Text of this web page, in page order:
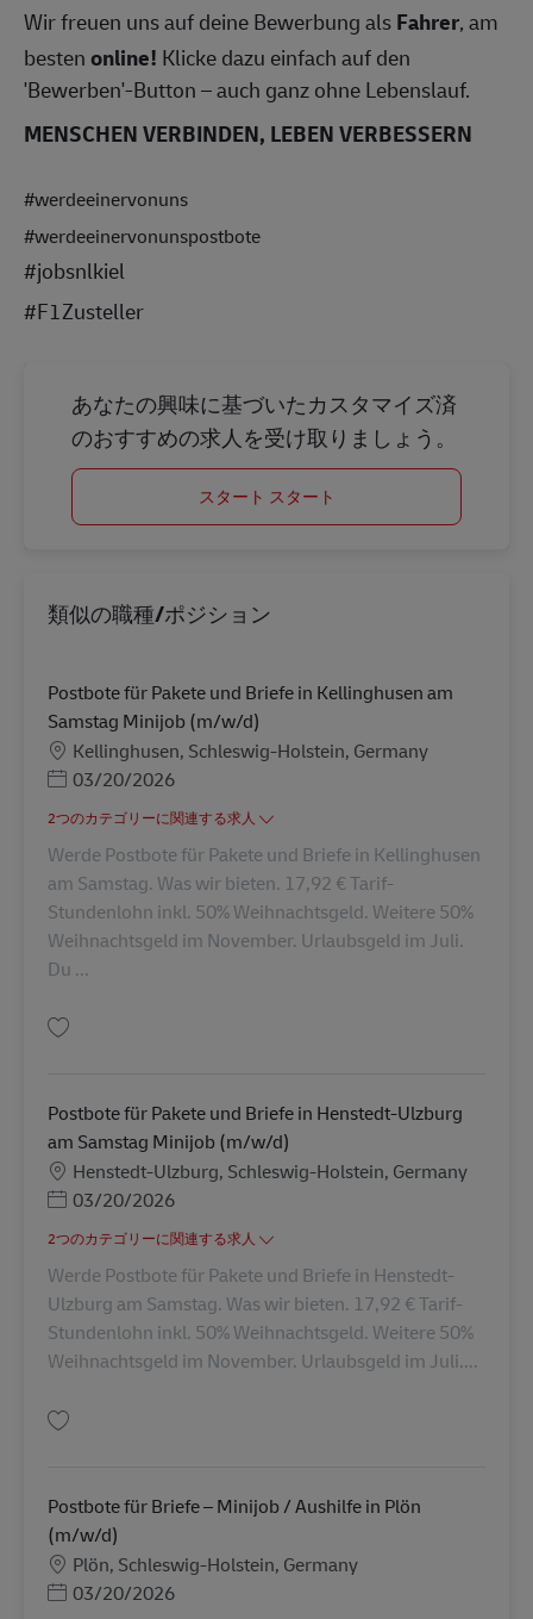
Wir freuen uns auf deine Bewerbung alsFahrer, am
bestenonline! Klicke dazu einfach auf den
'Bewerben'-Button – auch ganz ohne Lebenslauf.
MENSCHEN VERBINDEN, LEBEN VERBESSERN
#werdeeinervonuns
#werdeeinervonunspostbote
#jobsnlkiel
#F1Zusteller
あなたの興味に基づいたカスタマイズ済
のおすすめの求人を受け取りましょう。
スタート スタート
類似の職種/ポジション
Postbote für Pakete und Briefe in Kellinghusen am
Samstag Minijob (m/w/d)
勤務地Kellinghusen, Schleswig-Holstein, Germany
Posted Date
03/20/2026
2つのカテゴリーに関連する求人
Werde Postbote für Pakete und Briefe in Kellinghusen
am Samstag. Was wir bieten. 17,92 € Tarif-
Stundenlohn inkl. 50% Weihnachtsgeld. Weitere 50%
Weihnachtsgeld im November. Urlaubsgeld im Juli.
Du ...
Postbote für Pakete und Briefe in Henstedt-Ulzburg
am Samstag Minijob (m/w/d)
勤務地
Henstedt-Ulzburg, Schleswig-Holstein, Germany
Posted Date
03/20/2026
2つのカテゴリーに関連する求人
Werde Postbote für Pakete und Briefe in Henstedt-
Ulzburg am Samstag. Was wir bieten. 17,92 € Tarif-
Stundenlohn inkl. 50% Weihnachtsgeld. Weitere 50%
Weihnachtsgeld im November. Urlaubsgeld im Juli....
Postbote für Briefe – Minijob / Aushilfe in Plön
(m/w/d)
勤務地
Plön, Schleswig-Holstein, Germany
Posted Date
03/20/2026